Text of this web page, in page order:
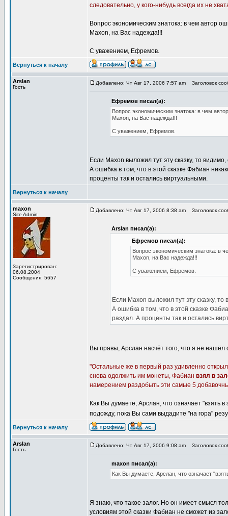
следовательно, у кого-нибудь всегда их не
Вопрос экономическим знатока: в чем автор
Maxon, на Вас надежда!!!
С уважением, Ефремов.
Вернуться к началу
Arslan
Гость
Добавлено: Чт Авг 17, 2006 7:57 am Заголовок
Ефремов писал(а):
Вопрос экономическим знатока: в чем
Maxon, на Вас надежда!!!
С уважением, Ефремов.
Если Maxon выложил тут эту сказку, то
А ошибка в том, что в этой сказке Фабиан
проценты так и остались виртуальными.
Вернуться к началу
maxon
Site Admin
Зарегистрирован:
06.08.2004
Сообщения: 5657
Добавлено: Чт Авг 17, 2006 8:38 am Заголовок
Arslan писал(а):
Ефремов писал(а):
Вопрос экономическим знатока: в
Maxon, на Вас надежда!!!
С уважением, Ефремов.
Если Maxon выложил тут эту сказку,
А ошибка в том, что в этой сказке
раздал. А проценты так и остались
Вы правы, Арслан насчёт того, что я не
"Остальные же в первый раз удивленно
снова одолжить им монеты, Фабиан взял в
намерением раздобыть эти самые 5
Как Вы думаете, Арслан, что означает "взять
подожду, пока Вы сами выдадите "на гора"
Вернуться к началу
Arslan
Гость
Добавлено: Чт Авг 17, 2006 9:08 am Заголовок
maxon писал(а):
Как Вы думаете, Арслан, что означает
Я знаю, что такое залог. Но он имеет смысл
условиям этой сказки Фабиан не сможет из